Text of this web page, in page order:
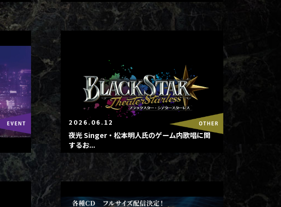
2026.06.12
夜光 Singer・松本明人氏のゲーム内歌唱に関
するお...